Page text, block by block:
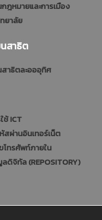
กฎหมายและการเมือง
ยาลัย
นสาธิต
สาธิตละอออุทิศ
ช้ ICT
สผ่านอินเทอร์เน็ต
โทรศัพท์ภายใน
ดิจิทัล (REPOSITORY)